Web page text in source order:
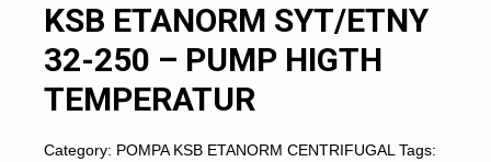
KSB ETANORM SYT/ETNY
32-250 – PUMP HIGTH
TEMPERATUR
Category: POMPA KSB ETANORM CENTRIFUGAL Tags: